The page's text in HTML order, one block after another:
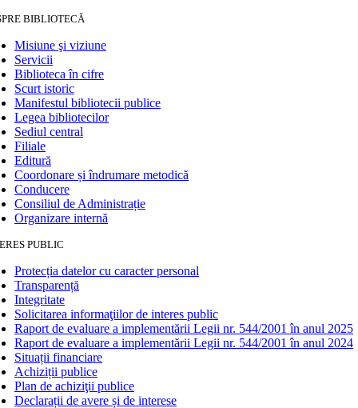
BIBLIOTECĂ
Misiune şi viziune
Servicii
Biblioteca în cifre
Scurt istoric
Manifestul bibliotecii publice
Legea bibliotecilor
Sediul central
Filiale
Editură
Coordonare și îndrumare metodică
Conducere
Consiliul de Administrație
Organizare internă
PUBLIC
Protecția datelor cu caracter personal
Transparență
Integritate
Solicitarea informaţiilor de interes public
Raport de evaluare a implementării Legii nr. 544/2001 în anul 2025
Raport de evaluare a implementării Legii nr. 544/2001 în anul 2024
Situații financiare
Achiziții publice
Plan de achiziţii publice
Declarații de avere și de interese